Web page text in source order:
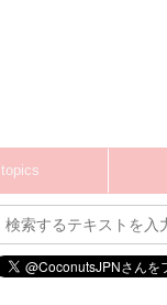
topics